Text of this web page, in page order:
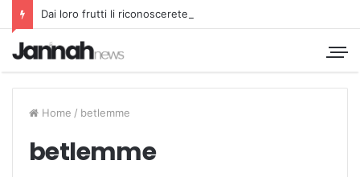
Dai loro frutti li riconoscerete
Home / betlemme
betlemme